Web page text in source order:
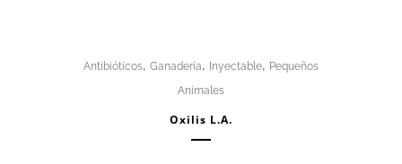
Antibióticos, Ganadería, Inyectable, Pequeños
Animales
Oxilis L.A.